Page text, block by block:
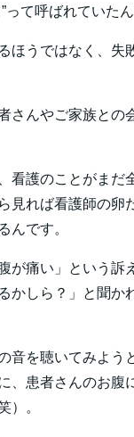
って呼ばれていたん
ほうではなく、失
さんやご家族との
看護のことがまだ
見れば看護師の卵
んです。
が痛い」という訴
かしら？」と聞か
音を聴いてみよう
、患者さんのお腹
）。